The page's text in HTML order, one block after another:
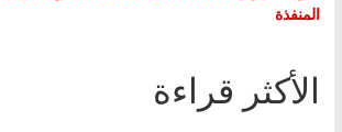
المنفذة
الأكثر قراءة